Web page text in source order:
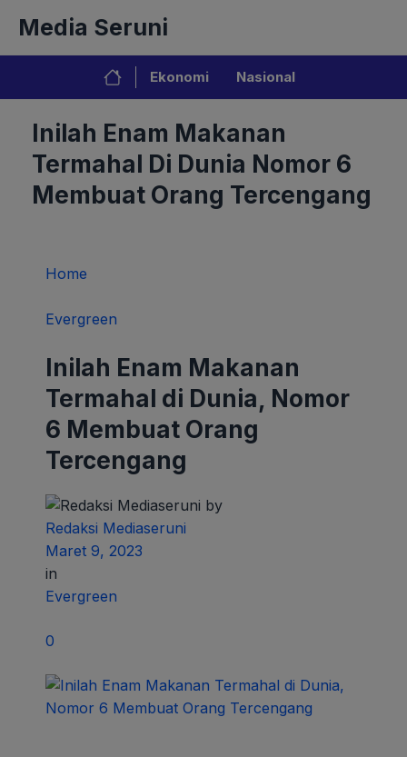
isi
Media Seruni
Ekonomi Nasional
Inilah Enam Makanan
Termahal Di Dunia Nomor 6
Membuat Orang Tercengang
Home
Evergreen
Inilah Enam Makanan
Termahal di Dunia, Nomor
6 Membuat Orang
Tercengang
by
Redaksi Mediaseruni
Maret 9, 2023
in
Evergreen
0